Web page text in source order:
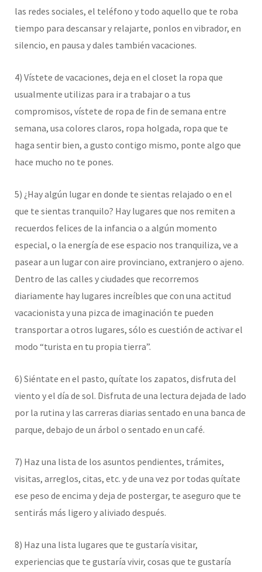
las redes sociales, el teléfono y todo aquello que te roba
tiempo para descansar y relajarte, ponlos en vibrador, en
silencio, en pausa y dales también vacaciones.
4) Vístete de vacaciones, deja en el closet la ropa que
usualmente utilizas para ir a trabajar o a tus
compromisos, vístete de ropa de fin de semana entre
semana, usa colores claros, ropa holgada, ropa que te
haga sentir bien, a gusto contigo mismo, ponte algo que
hace mucho no te pones.
5) ¿Hay algún lugar en donde te sientas relajado o en el
que te sientas tranquilo? Hay lugares que nos remiten a
recuerdos felices de la infancia o a algún momento
especial, o la energía de ese espacio nos tranquiliza, ve a
pasear a un lugar con aire provinciano, extranjero o ajeno.
Dentro de las calles y ciudades que recorremos
diariamente hay lugares increíbles que con una actitud
vacacionista y una pizca de imaginación te pueden
transportar a otros lugares, sólo es cuestión de activar el
modo “turista en tu propia tierra”.
6) Siéntate en el pasto, quítate los zapatos, disfruta del
viento y el día de sol. Disfruta de una lectura dejada de lado
por la rutina y las carreras diarias sentado en una banca de
parque, debajo de un árbol o sentado en un café.
7) Haz una lista de los asuntos pendientes, trámites,
visitas, arreglos, citas, etc. y de una vez por todas quítate
ese peso de encima y deja de postergar, te aseguro que te
sentirás más ligero y aliviado después.
8) Haz una lista lugares que te gustaría visitar,
experiencias que te gustaría vivir, cosas que te gustaría